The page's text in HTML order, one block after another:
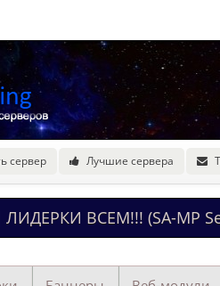
сервер Лучшие сервера
ЛИДЕРКИ ВСЕМ!!! (SA-MP